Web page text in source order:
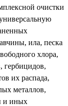
очистки
ила, песка
хлора,
гербицидов,
их распада,
металлов,
и иных